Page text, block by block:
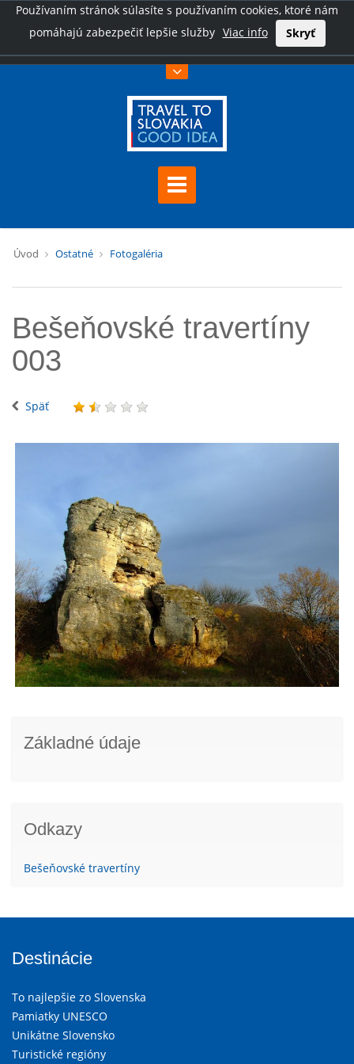
Používaním stránok súlasíte s používaním cookies, ktoré nám
pomáhajú zabezpečiť lepšie služby Viac info Skryť
Úvod Ostatné Fotogaléria
Bešeňovské travertíny
003
Späť
Základné údaje
Odkazy
Bešeňovské travertíny
Destinácie
To najlepšie zo Slovenska
Pamiatky UNESCO
Unikátne Slovensko
Turistické regióny